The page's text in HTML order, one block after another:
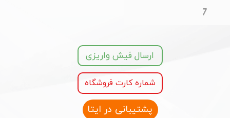
7
ارسال فیش واریزی
شماره کارت فروشگاه
پشتیبانی در ایتا